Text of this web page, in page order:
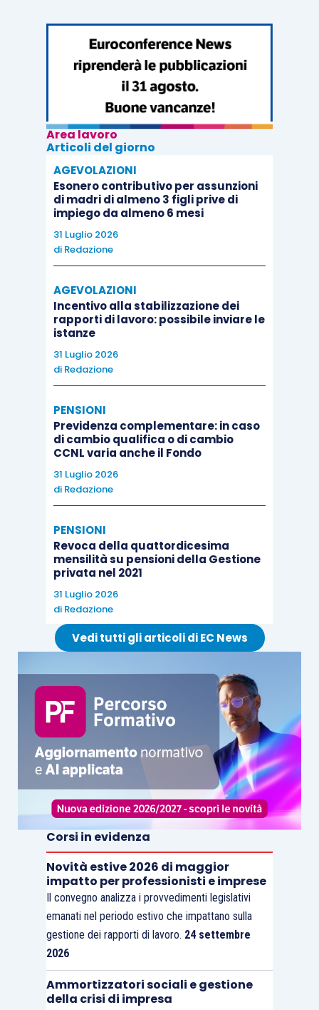
la discrezionalità organizzativa non è
insindacabile nei suoi presupposti formali
e trova limite nei doveri di buona fede e
correttezza;
l’obbligo di trasparenza e motivazione
nelle scelte comparative tra dipendenti e
rispetto alle assunzioni esterne è parte
integrante dell’esatto adempimento;
integra inadempimento risarcibile;
il danno da perdita di chance è
riconoscibile e liquidabile anche in via
equitativa quando l’entità non sia
suscettibile di prova puntuale ma sia
sorretta da un serio grado di probabilità.
La massima è a cura dello Studio Ichino-Brugnatelli.
Area lavoro
Articoli del giorno
AGEVOLAZIONI
Esonero contributivo per assunzioni
di madri di almeno 3 figli prive di
impiego da almeno 6 mesi
31 Luglio 2026
di Redazione
AGEVOLAZIONI
Incentivo alla stabilizzazione dei
rapporti di lavoro: possibile inviare le
istanze
31 Luglio 2026
di Redazione
PENSIONI
Previdenza complementare: in caso
di cambio qualifica o di cambio
CCNL varia anche il Fondo
31 Luglio 2026
di Redazione
PENSIONI
Revoca della quattordicesima
mensilità su pensioni della Gestione
privata nel 2021
31 Luglio 2026
di Redazione
Vedi tutti gli articoli di EC News
Corsi in evidenza
Novità estive 2026 di maggior
impatto per professionisti e imprese
Il convegno analizza i provvedimenti legislativi
emanati nel periodo estivo che impattano sulla
gestione dei rapporti di lavoro. 24 settembre
2026
Ammortizzatori sociali e gestione
della crisi di impresa